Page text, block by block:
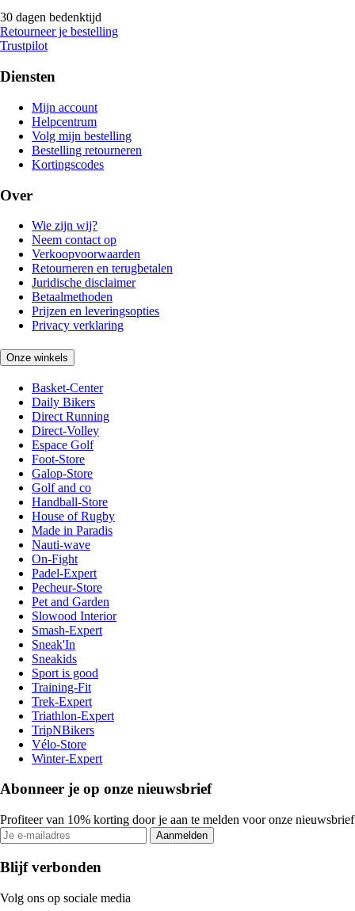
30 dagen bedenktijd
Retourneer je bestelling
Trustpilot
Diensten
Mijn account
Helpcentrum
Volg mijn bestelling
Bestelling retourneren
Kortingscodes
Over
Wie zijn wij?
Neem contact op
Verkoopvoorwaarden
Retourneren en terugbetalen
Juridische disclaimer
Betaalmethoden
Prijzen en leveringsopties
Privacy verklaring
Onze winkels
Basket-Center
Daily Bikers
Direct Running
Direct-Volley
Espace Golf
Foot-Store
Galop-Store
Golf and co
Handball-Store
House of Rugby
Made in Paradis
Nauti-wave
On-Fight
Padel-Expert
Pecheur-Store
Pet and Garden
Slowood Interior
Smash-Expert
Sneak'In
Sneakids
Sport is good
Training-Fit
Trek-Expert
Triathlon-Expert
TripNBikers
Vélo-Store
Winter-Expert
Abonneer je op onze nieuwsbrief
Profiteer van 10% korting door je aan te melden voor onze nieuwsbrief
Aanmelden
Blijf verbonden
Volg ons op sociale media